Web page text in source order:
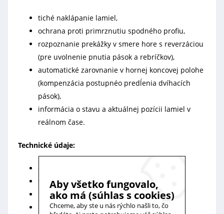
tiché naklápanie lamiel,
ochrana proti primrznutiu spodného profiu,
rozpoznanie prekážky v smere hore s reverzáciou
(pre uvolnenie pnutia pások a rebríčkov),
automatické zarovnanie v hornej koncovej polohe
(kompenzácia postupnéo predĺenia dvíhacích
pások),
informácia o stavu a aktuálnej pozícii lamiel v
reálnom čase.
Technické údaje:
6 Nm, 24 otáčok/min.
90 W, 230 V, 50 Hz – IP54
hlučnosť 48 dBA
hmotnosť 1,5 kg
Aby všetko fungovalo,
ako má (súhlas s cookies)
Chceme, aby ste u nás rýchlo našli to, čo